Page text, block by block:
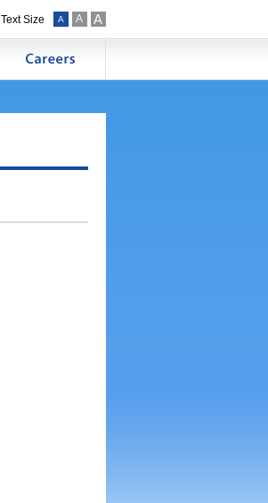
Text Size A A A